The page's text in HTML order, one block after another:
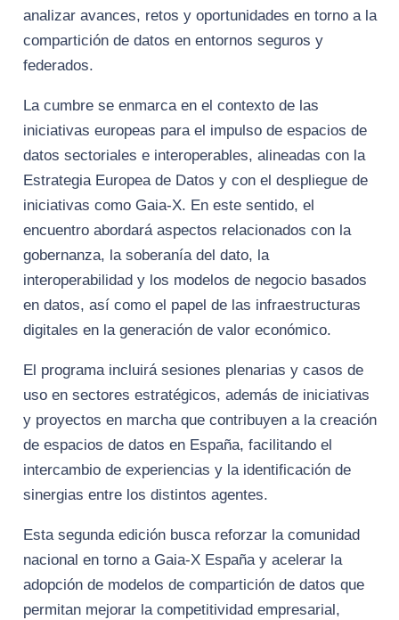
analizar avances, retos y oportunidades en torno a la
compartición de datos en entornos seguros y
federados.
La cumbre se enmarca en el contexto de las
iniciativas europeas para el impulso de espacios de
datos sectoriales e interoperables, alineadas con la
Estrategia Europea de Datos y con el despliegue de
iniciativas como Gaia-X. En este sentido, el
encuentro abordará aspectos relacionados con la
gobernanza, la soberanía del dato, la
interoperabilidad y los modelos de negocio basados
en datos, así como el papel de las infraestructuras
digitales en la generación de valor económico.
El programa incluirá sesiones plenarias y casos de
uso en sectores estratégicos, además de iniciativas
y proyectos en marcha que contribuyen a la creación
de espacios de datos en España, facilitando el
intercambio de experiencias y la identificación de
sinergias entre los distintos agentes.
Esta segunda edición busca reforzar la comunidad
nacional en torno a Gaia-X España y acelerar la
adopción de modelos de compartición de datos que
permitan mejorar la competitividad empresarial,